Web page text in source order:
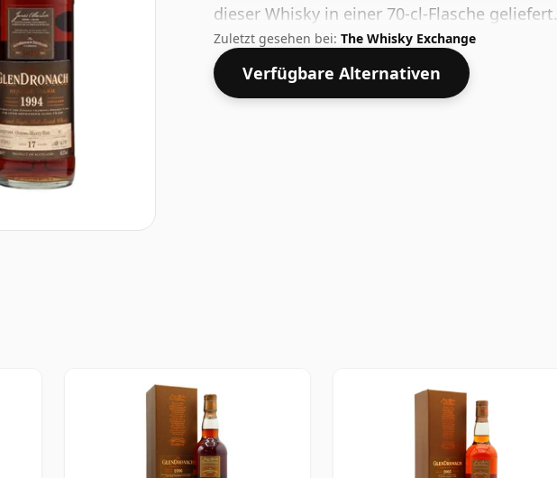
dieser Whisky in einer 70-cl-Flasche geliefert.
Zuletzt gesehen bei: The Whisky Exchange
Verfügbare Alternativen